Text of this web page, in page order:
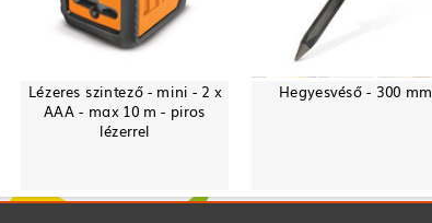
Lézeres szintező - mini - 2 x
AAA - max 10 m - piros
lézerrel
Hegyesvéső - 300 mm